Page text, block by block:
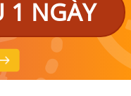
1 NGÀY